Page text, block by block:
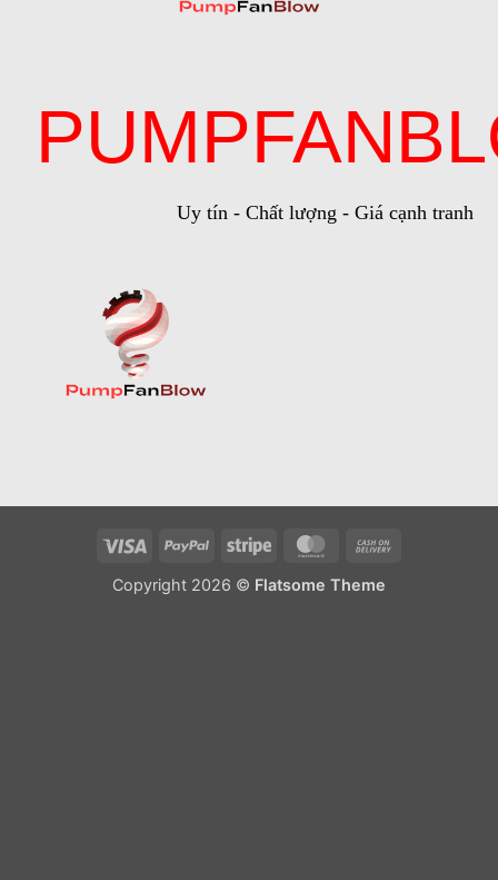
Uy tín - Chất lượng - Giá cạnh tranh
Visa PayPal Stripe MasterCard
Copyright 2026 © Flatsome Theme